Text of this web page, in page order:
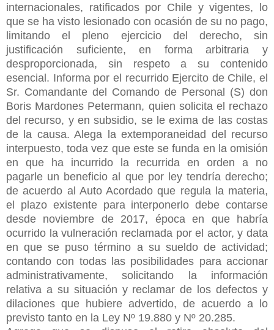
internacionales, ratificados por Chile y vigentes, lo
que se ha visto lesionado con ocasión de su no pago,
limitando el pleno ejercicio del derecho, sin
justificación suficiente, en forma arbitraria y
desproporcionada, sin respeto a su contenido
esencial. Informa por el recurrido Ejercito de Chile, el
Sr. Comandante del Comando de Personal (S) don
Boris Mardones Petermann, quien solicita el rechazo
del recurso, y en subsidio, se le exima de las costas
de la causa. Alega la extemporaneidad del recurso
interpuesto, toda vez que este se funda en la omisión
en que ha incurrido la recurrida en orden a no
pagarle un beneficio al que por ley tendría derecho;
de acuerdo al Auto Acordado que regula la materia,
el plazo existente para interponerlo debe contarse
desde noviembre de 2017, época en que habría
ocurrido la vulneración reclamada por el actor, y data
en que se puso término a su sueldo de actividad;
contando con todas las posibilidades para accionar
administrativamente, solicitando la información
relativa a su situación y reclamar de los defectos y
dilaciones que hubiere advertido, de acuerdo a lo
previsto tanto en la Ley Nº 19.880 y Nº 20.285.